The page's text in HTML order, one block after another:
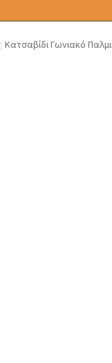
Κατσαβίδι Γωνιακό